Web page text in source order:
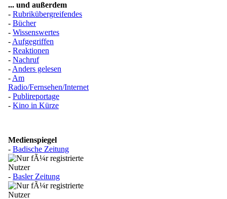
... und außerdem
- Rubrikübergreifendes
- Bücher
- Wissenswertes
- Aufgegriffen
- Reaktionen
- Nachruf
- Anders gelesen
- Am
Radio/Fernsehen/Internet
- Publireportage
- Kino in Kürze
Medienspiegel
- Badische Zeitung
- Basler Zeitung